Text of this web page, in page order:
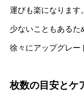
運びも楽になります
少ないこともあるた
徐々にアップグレー
枚数の目安とケ